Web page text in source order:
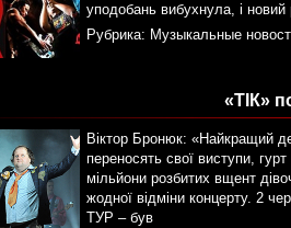
уподобань вибухнула, і новий
Рубрика: Музыкальные
«ТІК»
Віктор Бронюк: «Найкращий
переносять свої виступи,
мільйони розбитих вщент
жодної відміни концерту. 2
ТУР – був